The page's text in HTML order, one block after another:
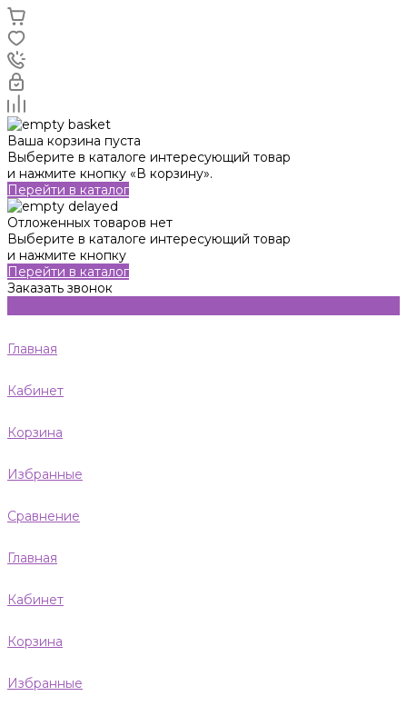
Ваша корзина пуста
Выберите в каталоге интересующий товар
и нажмите кнопку «В корзину».
Перейти в каталог
Отложенных товаров нет
Выберите в каталоге интересующий товар
и нажмите кнопку
Перейти в каталог
Заказать звонок
Главная
Кабинет
Корзина
Избранные
Сравнение
Главная
Кабинет
Корзина
Избранные